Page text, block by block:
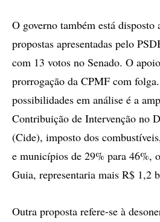
O governo também está disposto
propostas apresentadas pelo
com 13 votos no Senado. O
prorrogação da CPMF com
possibilidades em análise é a
Contribuição de Intervenção no
(Cide), imposto dos
e municípios de 29% para 46%,
Guia, representaria mais R$ 1,2
Outra proposta refere-se à